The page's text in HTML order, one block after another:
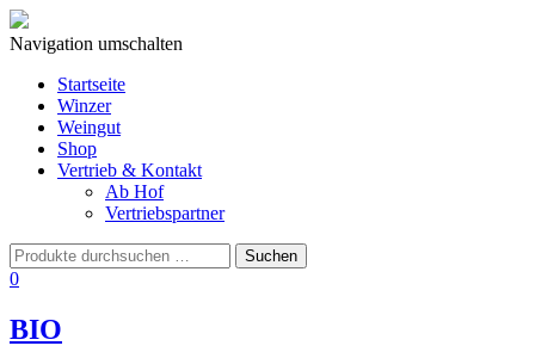
Navigation umschalten
Startseite
Winzer
Weingut
Shop
Vertrieb & Kontakt
Ab Hof
Vertriebspartner
0
BIO